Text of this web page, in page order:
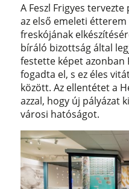
A Feszl Frigyes
az első emeleti
freskójának
bíráló bizottság által
festette képet azonban
fogadta el, s ez éles
között. Az ellentétet a
azzal, hogy új pályázat
városi hatóságot.